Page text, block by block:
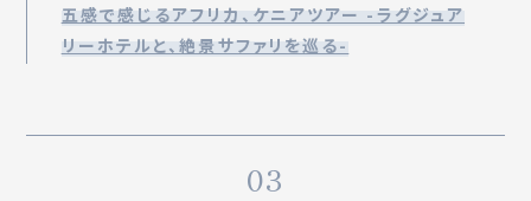
五感で感じるアフリカ、ケニアツアー -ラグジュア
リーホテルと、絶景サファリを巡る-
03